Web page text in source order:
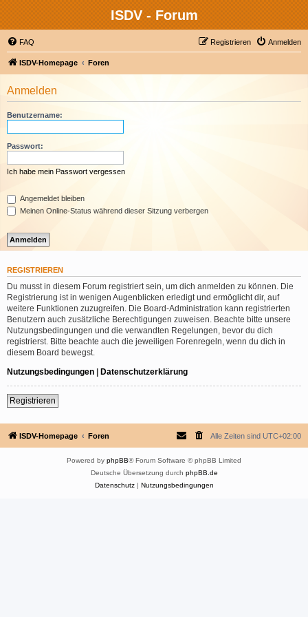
ISDV - Forum
FAQ Anmelden
Registrieren
ISDV-Homepage Foren
Anmelden
Benutzername:
Passwort:
Ich habe mein Passwort vergessen
Angemeldet bleiben
Meinen Online-Status während dieser Sitzung verbergen
REGISTRIEREN
Du musst in diesem Forum registriert sein, um dich anmelden zu können. Die
Registrierung ist in wenigen Augenblicken erledigt und ermöglicht dir, auf
weitere Funktionen zuzugreifen. Die Board-Administration kann registrierten
Benutzern auch zusätzliche Berechtigungen zuweisen. Beachte bitte unsere
Nutzungsbedingungen und die verwandten Regelungen, bevor du dich
registrierst. Bitte beachte auch die jeweiligen Forenregeln, wenn du dich in
diesem Board bewegst.
Nutzungsbedingungen | Datenschutzerklärung
Registrieren
ISDV-Homepage Foren Alle Zeiten sind UTC+02:00
Powered by phpBB® Forum Software © phpBB Limited
Deutsche Übersetzung durch phpBB.de
Datenschutz| Nutzungsbedingungen